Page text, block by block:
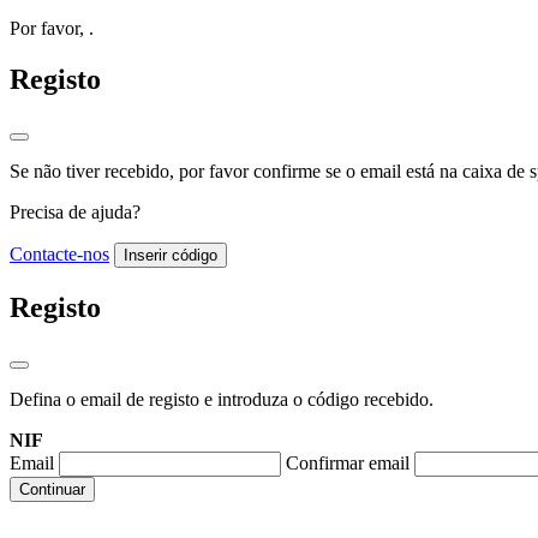
Por favor, .
Registo
Se não tiver recebido, por favor confirme se o email está na caixa de
Precisa de ajuda?
Contacte-nos Inserir código
Registo
Defina o email de registo e introduza o código recebido.
NIF
Email
Confirmar email
Continuar